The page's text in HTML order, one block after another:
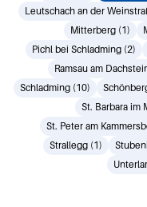
Leutschach an der
Mitterberg (1)
Pichl bei Schladming (2)
Ramsau am
Schladming (10)
St. Barbara im
St. Peter am
Strallegg (1)